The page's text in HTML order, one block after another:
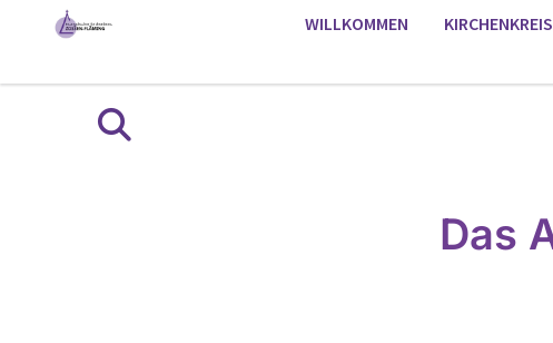
WILLKOMMEN KIRCHENKREIS
Das